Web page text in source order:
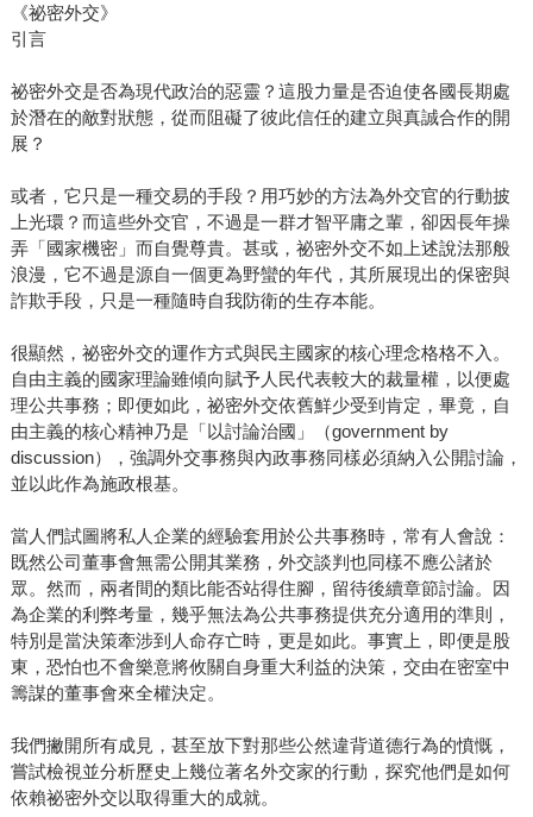
《祕密外交》
引言
祕密外交是否為現代政治的惡靈？這股力量是否迫使各國長期處
於潛在的敵對狀態，從而阻礙了彼此信任的建立與真誠合作的開
展？
或者，它只是一種交易的手段？用巧妙的方法為外交官的行動披
上光環？而這些外交官，不過是一群才智平庸之輩，卻因長年操
弄「國家機密」而自覺尊貴。甚或，祕密外交不如上述說法那般
浪漫，它不過是源自一個更為野蠻的年代，其所展現出的保密與
詐欺手段，只是一種隨時自我防衛的生存本能。
很顯然，祕密外交的運作方式與民主國家的核心理念格格不入。
自由主義的國家理論雖傾向賦予人民代表較大的裁量權，以便處
理公共事務；即便如此，祕密外交依舊鮮少受到肯定，畢竟，自
由主義的核心精神乃是「以討論治國」（government by
discussion），強調外交事務與內政事務同樣必須納入公開討論，
並以此作為施政根基。
當人們試圖將私人企業的經驗套用於公共事務時，常有人會說：
既然公司董事會無需公開其業務，外交談判也同樣不應公諸於
眾。然而，兩者間的類比能否站得住腳，留待後續章節討論。因
為企業的利弊考量，幾乎無法為公共事務提供充分適用的準則，
特別是當決策牽涉到人命存亡時，更是如此。事實上，即便是股
東，恐怕也不會樂意將攸關自身重大利益的決策，交由在密室中
籌謀的董事會來全權決定。
我們撇開所有成見，甚至放下對那些公然違背道德行為的憤慨，
嘗試檢視並分析歷史上幾位著名外交家的行動，探究他們是如何
依賴祕密外交以取得重大的成就。